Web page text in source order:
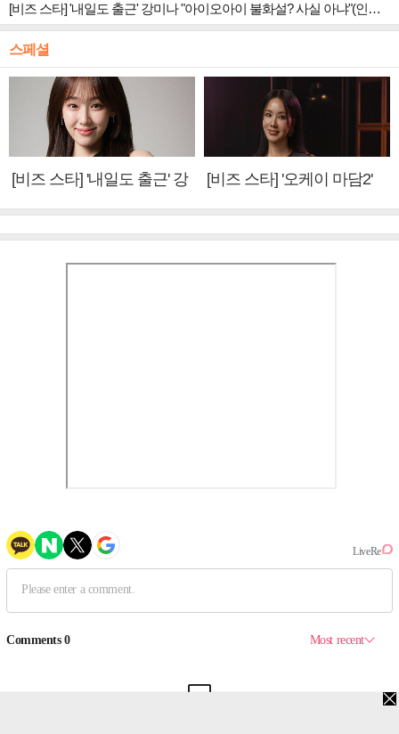
[비즈 스타] '내일도 출근' 강미나 "아이오아이 불화설? 사실 아냐"(인터뷰)
스페셜
[비즈 스타] '내일도 출근' 강
[비즈 스타] '오케이 마담2'